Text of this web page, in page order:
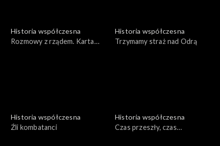
Historia współczesna
Rozmowy z rządem. Karta
Historia współczesna
Trzymamy straż nad Odrą
Historia współczesna
Źli kombatanci
Historia współczesna
Czas przeszły, czas